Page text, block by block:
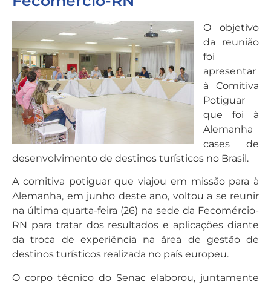
O objetivo
da reunião
foi
apresentar
à Comitiva
Potiguar
que foi à
Alemanha
cases de
desenvolvimento de destinos turísticos no Brasil.
A comitiva potiguar que viajou em missão para à
Alemanha, em junho deste ano, voltou a se reunir
na última quarta-feira (26) na sede da Fecomércio-
RN para tratar dos resultados e aplicações diante
da troca de experiência na área de gestão de
destinos turísticos realizada no país europeu.
O corpo técnico do Senac elaborou, juntamente